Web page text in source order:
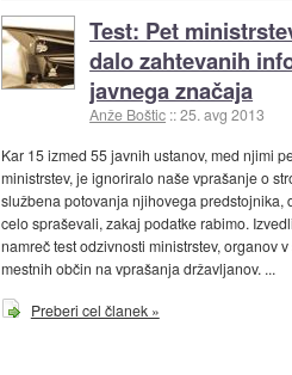
Test: Pet
dalo zahtevanih
javnega značaja
Anže Boštic ::25. avg 2013
Kar 15 izmed 55 javnih ustanov, med njimi
ministrstev, je ignoriralo naše vprašanje o
službena potovanja njihovega predstojnika,
celo spraševali, zakaj podatke rabimo.
namreč test odzivnosti ministrstev, organov
mestnih občin na vprašanja državljanov. ...
Preberi cel članek »